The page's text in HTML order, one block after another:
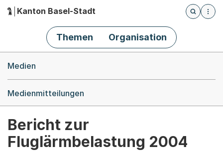
Hauptnavigation
Kanton Basel-Stadt
Öffnet
Themen Organisation
Medien
Medienmitteilungen
Bericht zur
Fluglärmbelastung 2004